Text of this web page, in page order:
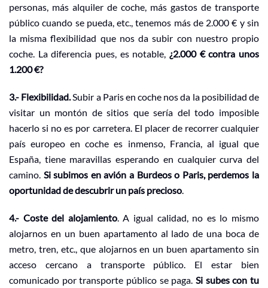
personas, más alquiler de coche, más gastos de transporte
público cuando se pueda, etc., tenemos más de 2.000 € y sin
la misma flexibilidad que nos da subir con nuestro propio
coche. La diferencia pues, es notable, ¿2.000 € contra unos
1.200 €?
3.- Flexibilidad.Subir a Paris en coche nos da la posibilidad de
visitar un montón de sitios que sería del todo imposible
hacerlo si no es por carretera. El placer de recorrer cualquier
país europeo en coche es inmenso, Francia, al igual que
España, tiene maravillas esperando en cualquier curva del
camino. Si subimos en avión a Burdeos o Paris, perdemos la
oportunidad de descubrir un país precioso.
4.- Coste del alojamiento. A igual calidad, no es lo mismo
alojarnos en un buen apartamento al lado de una boca de
metro, tren, etc., que alojarnos en un buen apartamento sin
acceso cercano a transporte público. El estar bien
comunicado por transporte público se paga. Si subes con tu